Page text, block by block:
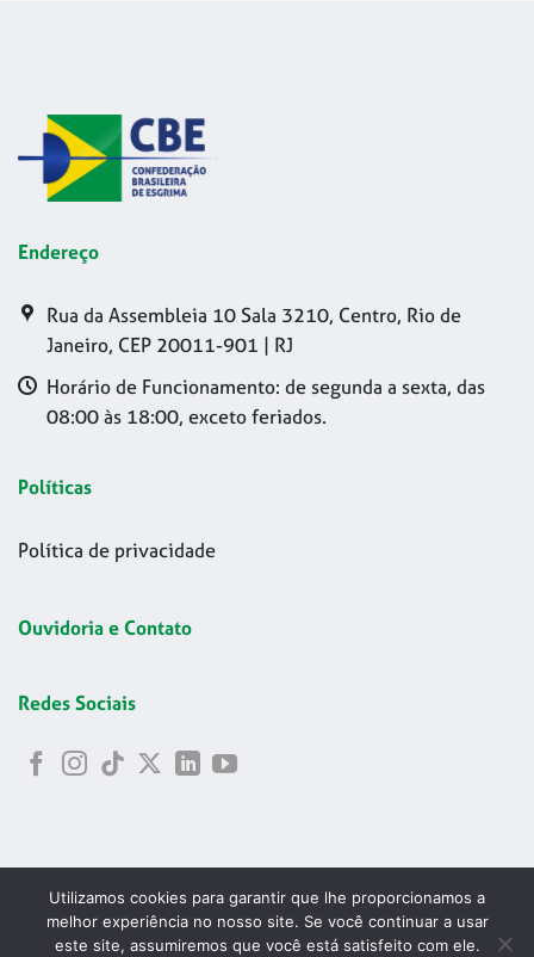
Endereço
Rua da Assembleia 10 Sala 3210, Centro, Rio de
Janeiro, CEP 20011-901 | RJ
Horário de Funcionamento: de segunda a sexta, das
08:00 às 18:00, exceto feriados.
Políticas
Política de privacidade
Ouvidoria e Contato
Redes Sociais
Utilizamos cookies para garantir que lhe proporcionamos a
melhor experiência no nosso site. Se você continuar a usar
este site, assumiremos que você está satisfeito com ele.